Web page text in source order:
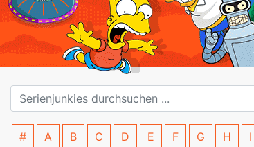
# A B C D E F G H I